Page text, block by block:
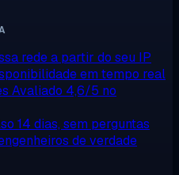
rede a partir do seu IP
em tempo real
Avaliado 4,6/5 no
14 dias, sem perguntas
de verdade